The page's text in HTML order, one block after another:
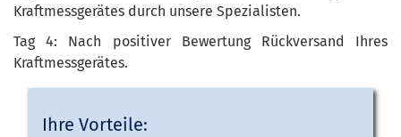
Kraftmessgerätes durch unsere Spezialisten.
Tag 4: Nach positiver Bewertung Rückversand Ihres
Kraftmessgerätes.
Ihre Vorteile: